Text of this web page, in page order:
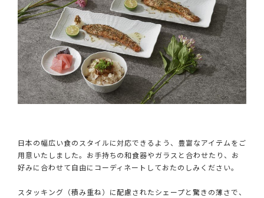
日本の幅広い食のスタイルに対応できるよう、豊富なアイテムをご
用意いたしました。お手持ちの和食器やガラスと合わせたり、お
好みに合わせて自由にコーディネートしておたのしみください。
スタッキング（積み重ね）に配慮されたシェープと驚きの薄さで、